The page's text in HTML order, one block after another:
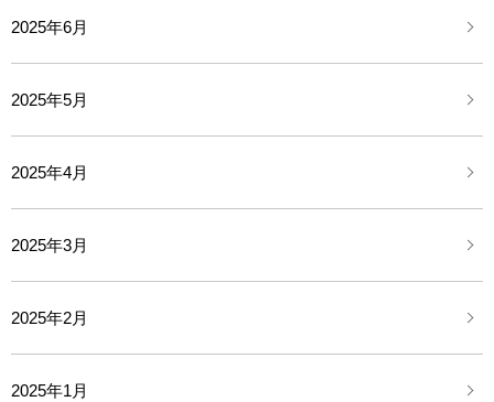
2025年6月
2025年5月
2025年4月
2025年3月
2025年2月
2025年1月